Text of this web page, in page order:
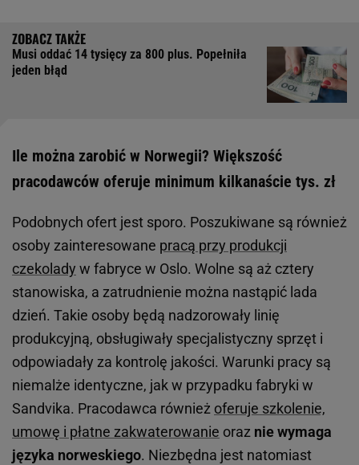
Musi oddać 14 tysięcy za 800 plus. Popełniła
jeden błąd
Ile można zarobić w Norwegii? Większość
pracodawców oferuje minimum kilkanaście tys. zł
Podobnych ofert jest sporo. Poszukiwane są również
osoby zainteresowane pracą przy produkcji
czekolady w fabryce w Oslo. Wolne są aż cztery
stanowiska, a zatrudnienie można nastąpić lada
dzień. Takie osoby będą nadzorowały linię
produkcyjną, obsługiwały specjalistyczny sprzęt i
odpowiadały za kontrolę jakości. Warunki pracy są
niemalże identyczne, jak w przypadku fabryki w
Sandvika. Pracodawca również oferuje szkolenie,
umowę i płatne zakwaterowanie oraz nie wymaga
języka norweskiego. Niezbędna jest natomiast